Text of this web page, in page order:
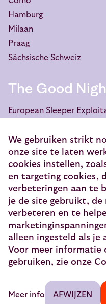
Hamburg
Milaan
Praag
Sächsische Schweiz
The Good
European Sleeper
3521 GH Utrecht
info@europeansleeper.eu
KVK 86040472
© 2026 — European
Juridische informatie
Reizigersbeoordelingen
We gebruiken strikt
onze site te laten
cookies instellen,
en targeting cookies,
verbeteringen aan te
je de site gebruikt, de
verbeteren en te
alleen ingesteld als je
Voor meer informatie
gebruiken, zie onze
Meer info AFWIJZEN